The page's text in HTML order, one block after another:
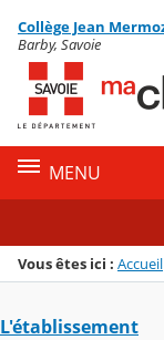
Menu de la
Contenu
Collège Jean
Barby, Savoie
MENU
Vous êtes ici : Accueil
L'établissement